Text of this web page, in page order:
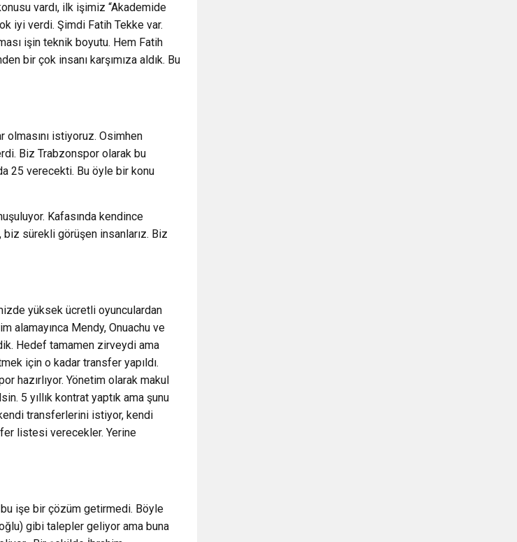
vardı, ilk işimiz “Akademide
iyi verdi. Şimdi Fatih Tekke var.
işin teknik boyutu. Hem Fatih
bir çok insanı karşımıza aldık. Bu
olmasını istiyoruz. Osimhen
Biz Trabzonspor olarak bu
25 verecekti. Bu öyle bir konu
Kafasında kendince
biz sürekli görüşen insanlarız. Biz
yüksek ücretli oyunculardan
alamayınca Mendy, Onuachu ve
Hedef tamamen zirveydi ama
için o kadar transfer yapıldı.
hazırlıyor. Yönetim olarak makul
5 yıllık kontrat yaptık ama şunu
transferlerini istiyor, kendi
listesi verecekler. Yerine
bu işe bir çözüm getirmedi. Böyle
gibi talepler geliyor ama buna